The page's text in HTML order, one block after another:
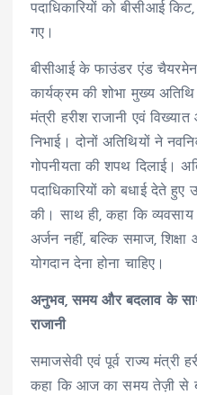
पदाधिकारियों को बीसीआई
गए।
बीसीआई के फाउंडर एंड चैयरमेन
कार्यक्रम की शोभा मुख्य
मंत्री हरीश राजानी एवं
निभाई। दोनों अतिथियों ने
गोपनीयता की शपथ दिलाई।
पदाधिकारियों को बधाई देते
की। साथ ही, कहा कि
अर्जन नहीं, बल्कि समाज,
योगदान देना होना चाहिए।
अनुभव, समय और बदलाव के
राजानी
समाजसेवी एवं पूर्व राज्य मंत्री
कहा कि आज का समय तेज़ी से